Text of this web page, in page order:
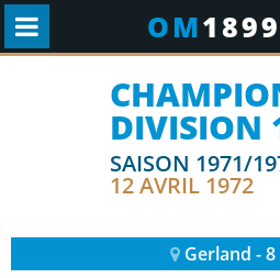
OM1899
DIVISION
SAISON 1971/
12 AVRIL 1972
Gerland - 8